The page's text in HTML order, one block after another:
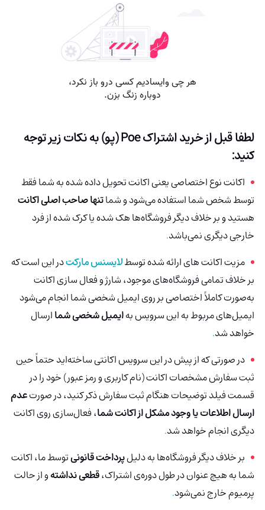
لطفا قبل از خرید اشتراکPoe (پو)
به نکات زیر توجه
کنید:
اکانت نوع اختصاصی یعنی اکانت تحویل داده شده به شما فقط
توسط شخص شما استفاده می‌شود و شماتنها صاحب اصلی اکانت
هستید و بر خلاف دیگر فروشگاه‌ها هک شدهیا کرک شده از فرد
خارجی دیگری نمی‌باشد.
مزیت اکانت های ارائه شده توسطلایسنس مارکتدر این است که
بر خلاف تمامی فروشگاه‌های موجود، شارژ و فعال سازی اکانت
به‌صورت کاملاً اختصاصی بر روی ایمیل شخصی شما انجام می‌شود
ایمیل‌های مربوط به این سرویس بهایمیل شخصی شماارسال
خواهد شد.
در صورتی که از پیش در این سرویس اکانتی ساخته‌اید حتماً حین
ثبت سفارش مشخصات اکانت (نام کاربری و رمز عبور) خود را در
قسمت فیلد توضیحات هنگام ثبت سفارش ذکر کنید، در صورتعدم
ارسال اطلاعات یا وجود مشکل از اکانت شما، فعال‌سازی روی اکانت
دیگری انجام خواهد شد.
بر خلاف دیگر فروشگاه‌ها به دلیلپرداخت قانونیتوسط ما، اکانت
شما به هیچ عنوان در طول دوره‌ی اشتراک،قطعی نداشتهو از حالت
پرمیوم خارج نمی‌شود.